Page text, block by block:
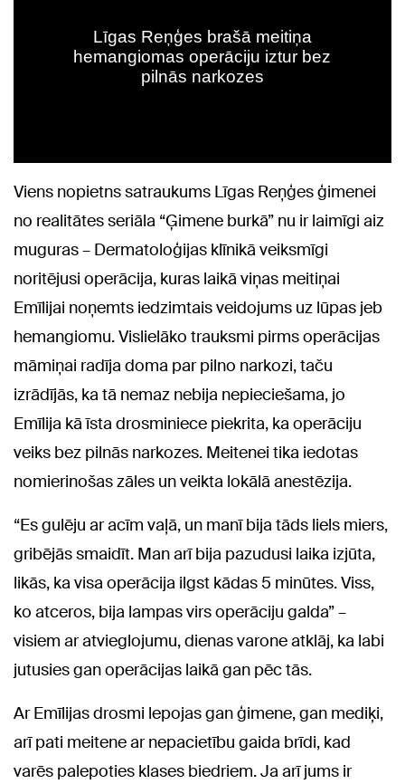
Viens nopietns satraukums Līgas Reņģes ģimenei
no realitātes seriāla “Ģimene burkā” nu ir laimīgi aiz
muguras – Dermatoloģijas klīnikā veiksmīgi
noritējusi operācija, kuras laikā viņas meitiņai
Emīlijai noņemts iedzimtais veidojums uz lūpas jeb
hemangiomu. Vislielāko trauksmi pirms operācijas
māmiņai radīja doma par pilno narkozi, taču
izrādījās, ka tā nemaz nebija nepieciešama, jo
Emīlija kā īsta drosminiece piekrita, ka operāciju
veiks bez pilnās narkozes. Meitenei tika iedotas
nomierinošas zāles un veikta lokālā anestēzija.
“Es gulēju ar acīm vaļā, un manī bija tāds liels miers,
gribējās smaidīt. Man arī bija pazudusi laika izjūta,
likās, ka visa operācija ilgst kādas 5 minūtes. Viss,
ko atceros, bija lampas virs operāciju galda” –
visiem ar atvieglojumu, dienas varone atklāj, ka labi
jutusies gan operācijas laikā gan pēc tās.
Ar Emīlijas drosmi lepojas gan ģimene, gan mediķi,
arī pati meitene ar nepacietību gaida brīdi, kad
varēs palepoties klases biedriem. Ja arī jums ir